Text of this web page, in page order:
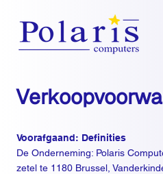
Voorafgaand: Definities
De Onderneming: Polaris
zetel te 1180 Brussel,